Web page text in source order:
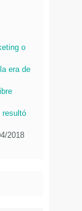
o
era de
resultó
2018